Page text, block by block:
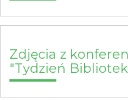
Zdjęcia z
"Tydzień Bibliotek